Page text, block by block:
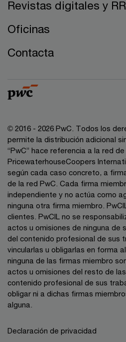
Revistas digitales y
Oficinas
Contacta
© 2016 - 2026 PwC. Todos los
permite la distribución adicional
“PwC” hace referencia a la red
PricewaterhouseCoopers
según cada caso concreto, a
de la red PwC. Cada firma
independiente y no actúa como
ninguna otra firma miembro.
clientes. PwCIL no se
actos u omisiones de ninguna de
del contenido profesional de sus
vincularlas u obligarlas en forma
ninguna de las firmas miembro
actos u omisiones del resto de
contenido profesional de sus
obligar ni a dichas firmas
alguna.
Declaración de privacidad